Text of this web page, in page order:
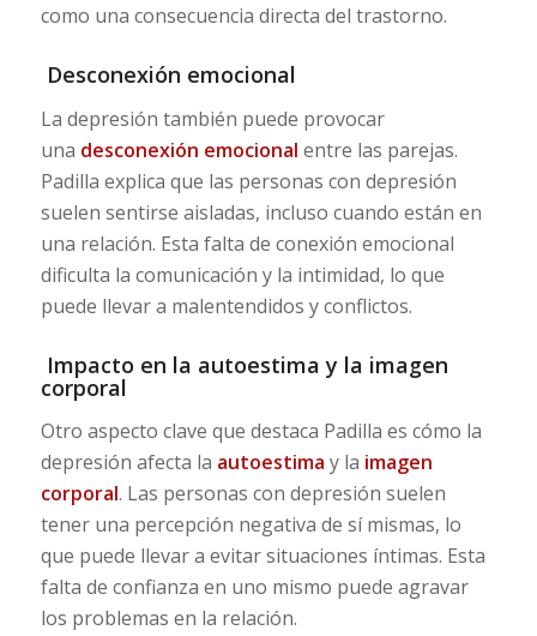
como una consecuencia directa del trastorno.
Desconexión emocional
La depresión también puede provocar
una desconexión emocional entre las parejas.
Padilla explica que las personas con depresión
suelen sentirse aisladas, incluso cuando están en
una relación. Esta falta de conexión emocional
dificulta la comunicación y la intimidad, lo que
puede llevar a malentendidos y conflictos.
Impacto en la autoestima y la imagen
corporal
Otro aspecto clave que destaca Padilla es cómo la
depresión afecta la autoestima y la imagen
corporal. Las personas con depresión suelen
tener una percepción negativa de sí mismas, lo
que puede llevar a evitar situaciones íntimas. Esta
falta de confianza en uno mismo puede agravar
los problemas en la relación.